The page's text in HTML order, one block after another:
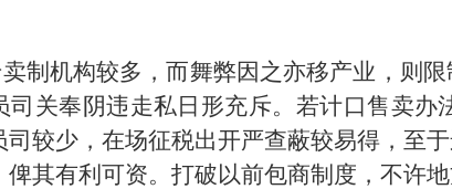
制机构较多，而舞弊因之亦移产业，则
司关奉阴违走私日形充斥。若计口售卖
司较少，在场征税出开严查蔽较易得，至
俾其有利可资。打破以前包商制度，不许